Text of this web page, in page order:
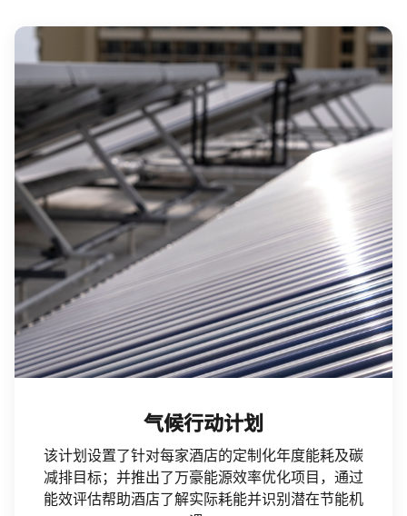
气候行动计划
该计划设置了针对每家酒店的定制化年度能耗及碳
减排目标；并推出了万豪能源效率优化项目，通过
能效评估帮助酒店了解实际耗能并识别潜在节能机